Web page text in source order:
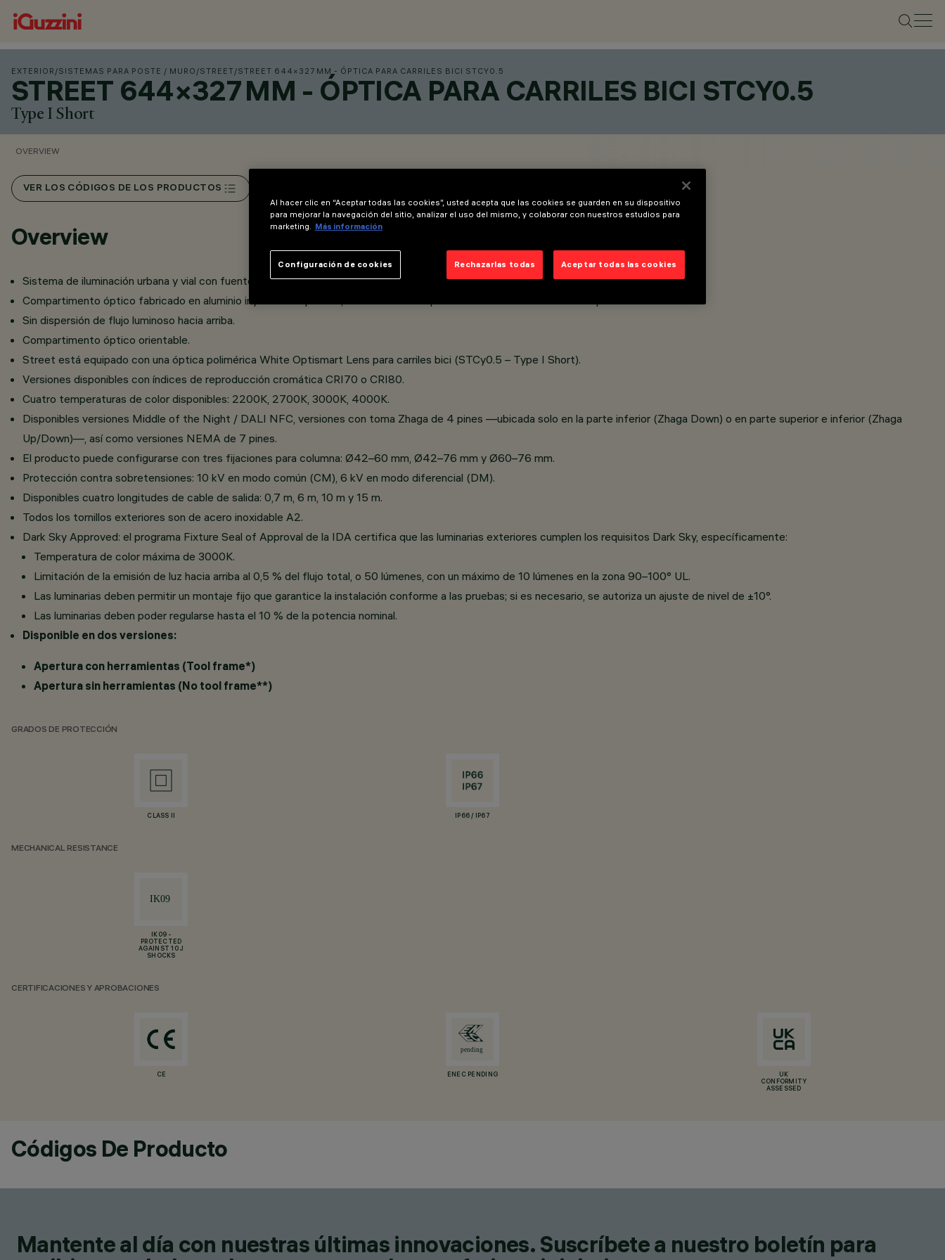
EXTERIOR /SISTEMAS PARA POSTE / MURO /STREET/STREET 644×327 MM - ÓPTICA PARA CARRILES BICI STCY0.5
STREET 644×327 MM - ÓPTICA PARA CARRILES BICI STCY0.5
Type I Short
OVERVIEW
VER LOS CÓDIGOS DE LOS PRODUCTOS
Overview
Sistema de iluminación urbana y vial con fuentes luminosas LED.
Compartimento óptico fabricado en aluminio inyectado a presión, con un vidrio templado sodocálcico de 5 mm de espesor.
Sin dispersión de flujo luminoso hacia arriba.
Compartimento óptico orientable.
Street está equipado con una óptica polimérica White Optismart Lens para carriles bici (STCy0.5 – Type I Short).
Versiones disponibles con índices de reproducción cromática CRI70 o CRI80.
Cuatro temperaturas de color disponibles: 2200K, 2700K, 3000K, 4000K.
Disponibles versiones Middle of the Night / DALI NFC, versiones con toma Zhaga de 4 pines —ubicada solo en la parte inferior (Zhaga Down) o en parte superior e inferior (Zhaga
Up/Down)—, así como versiones NEMA de 7 pines.
El producto puede configurarse con tres fijaciones para columna: Ø42–60 mm, Ø42–76 mm y Ø60–76 mm.
Protección contra sobretensiones: 10 kV en modo común (CM), 6 kV en modo diferencial (DM).
Disponibles cuatro longitudes de cable de salida: 0,7 m, 6 m, 10 m y 15 m.
Todos los tornillos exteriores son de acero inoxidable A2.
Dark Sky Approved: el programa Fixture Seal of Approval de la IDA certifica que las luminarias exteriores cumplen los requisitos Dark Sky, específicamente:
Temperatura de color máxima de 3000K.
Limitación de la emisión de luz hacia arriba al 0,5 % del flujo total, o 50 lúmenes, con un máximo de 10 lúmenes en la zona 90–100° UL.
Las luminarias deben permitir un montaje fijo que garantice la instalación conforme a las pruebas; si es necesario, se autoriza un ajuste de nivel de ±10°.
Las luminarias deben poder regularse hasta el 10 % de la potencia nominal.
Disponible en dos versiones:
Apertura con herramientas (Tool frame*)
Apertura sin herramientas (No tool frame**)
GRADOS DE PROTECCIÓN
CLASS II IP66 / IP67
MECHANICAL RESISTANCE
IK09 -
PROTECTED
AGAINST 10 J
SHOCKS
CERTIFICACIONES Y APROBACIONES
CE ENEC PENDING
UK
CONFORMITY
ASSESSED
Códigos De Producto
Mantente al día con nuestras últimas innovaciones. Suscríbete a nuestro boletín para
Al hacer clic en “Aceptar todas las cookies”, usted acepta que las cookies se guarden en su dispositivo
para mejorar la navegación del sitio, analizar el uso del mismo, y colaborar con nuestros estudios para
marketing.
Más información
Rechazarlas todas Aceptar todas las cookies
Configuración de cookies